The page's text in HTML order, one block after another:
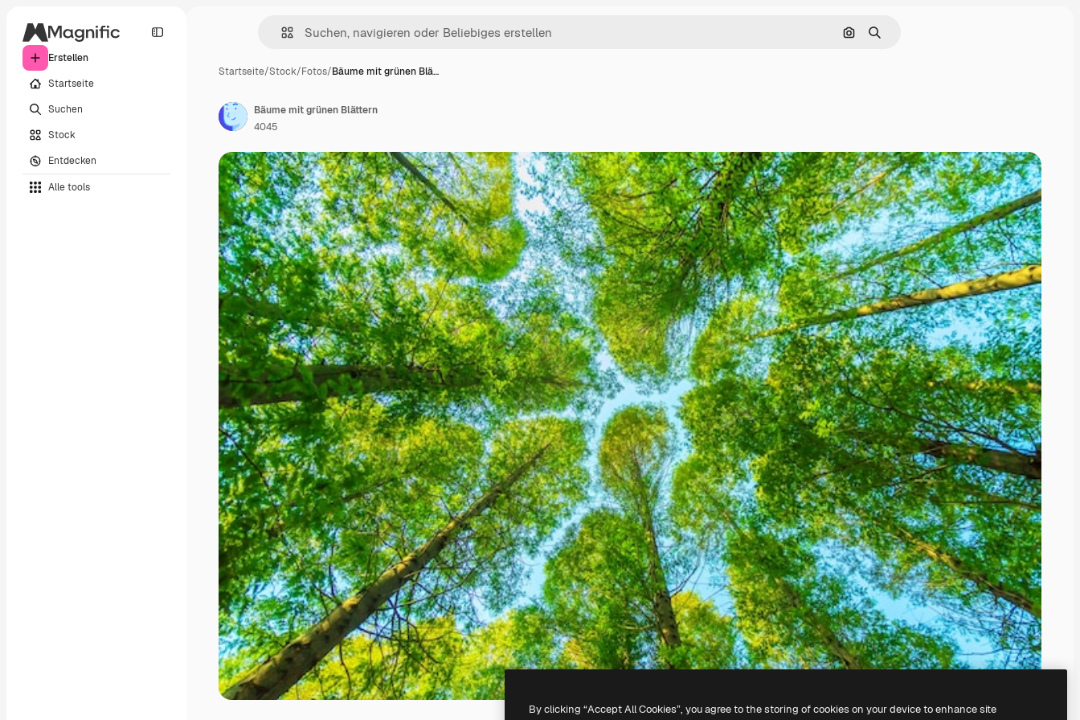
Erstellen
Startseite
Suchen
Stock
Entdecken
Alle tools
Nach Bild suchen
Suchen
Startseite/Stock/Fotos/Bäume mit grünen Blä…
Bäume mit grünen Blättern
4045
By clicking “Accept All Cookies”, you agree to the storing of cookies on your device to enhance site